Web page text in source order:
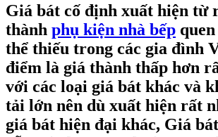
Giá bát cố định xuất hiện từ
thành phụ kiện nhà bếp
thể thiếu trong các gia đình
điểm là giá thành thấp hơn
với các loại giá bát khác và
tải lớn nên dù xuất hiện rất
giá bát hiện đại khác, Giá